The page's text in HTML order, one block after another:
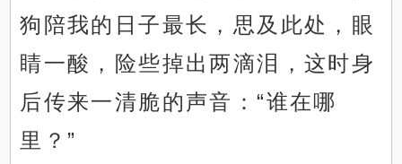
狗陪我的日子最长，思及此处，眼
睛一酸，险些掉出两滴泪，这时身
后传来一清脆的声音：“谁在哪
里？”